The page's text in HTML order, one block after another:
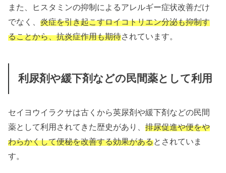
また、ヒスタミンの抑制によるアレルギー症状改善だけ
でなく、炎症を引き起こすロイコトリエン分泌も抑制す
ることから、抗炎症作用も期待されています。
利尿剤や緩下剤などの民間薬として利用
セイヨウイラクサは古くから英尿剤や緩下剤などの民間
薬として利用されてきた歴史があり、排尿促進や便をや
わらかくして便秘を改善する効果があるとされていま
す。